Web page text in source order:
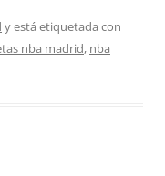
y está etiquetada con
nba madrid, nba